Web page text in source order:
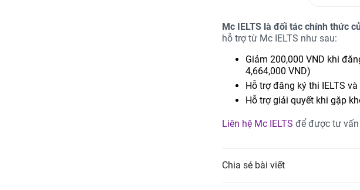
Mc IELTS là đối tác chính thức
hỗ trợ từ Mc IELTS như sau:
Giảm 200,000 VND khi
4,664,000 VND)
Hỗ trợ đăng ký thi IELTS
Hỗ trợ giải quyết khi gặp
Liên hệ Mc IELTS để được tư vấn
Chia sẻ bài viết